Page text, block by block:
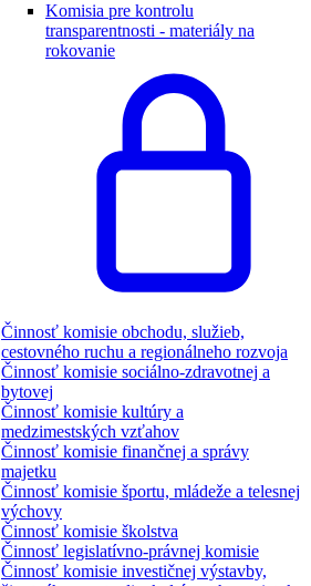
Komisia pre kontrolu
transparentnosti - materiály na
rokovanie
Činnosť komisie obchodu, služieb,
cestovného ruchu a regionálneho rozvoja
Činnosť komisie sociálno-zdravotnej a
bytovej
Činnosť komisie kultúry a
medzimestských vzťahov
Činnosť komisie finančnej a správy
majetku
Činnosť komisie športu, mládeže a telesnej
výchovy
Činnosť komisie školstva
Činnosť legislatívno-právnej komisie
Činnosť komisie investičnej výstavby,